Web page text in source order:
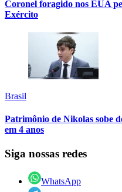
Coronel foragido nos EUA
Exército
Brasil
Patrimônio de Nikolas sobe
em 4 anos
Siga nossas redes
WhatsApp